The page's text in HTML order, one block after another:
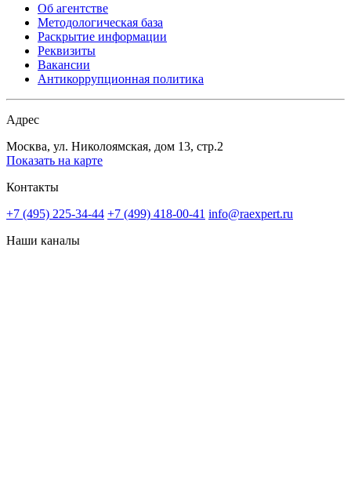
Об агентстве
Методологическая база
Раскрытие информации
Реквизиты
Вакансии
Антикоррупционная политика
Адрес
Москва, ул. Николоямская, дом 13, стр.2
Показать на карте
Контакты
+7 (495) 225-34-44 +7 (499) 418-00-41 info@raexpert.ru
Наши каналы